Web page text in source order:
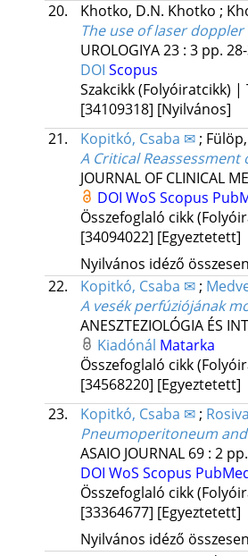
20.
Khotko, D.N. Khotko ;
The use of laser
UROLOGIYA23: 3 pp.
DOI Scopus
Szakcikk (Folyóiratcikk)
[34109318] [Nyilvános]
21.
Kopitkó, Csaba ✉;
A Critical
JOURNAL OF CLINICAL
DOI WoS Scopus
Összefoglaló cikk
[34094022] [Egyeztetett]
Nyilvános idéző
22.
Kopitkó, Csaba ✉;
A vesék perfúziójának
ANESZTEZIOLÓGIA ÉS
Kiadónál Matarka
Összefoglaló cikk
[34568220] [Egyeztetett]
23.
Kopitkó, Csaba ✉;
Pneumoperitoneum
ASAIO JOURNAL 69: 2
DOI WoS Scopus
Összefoglaló cikk
[33364677] [Egyeztetett]
Nyilvános idéző